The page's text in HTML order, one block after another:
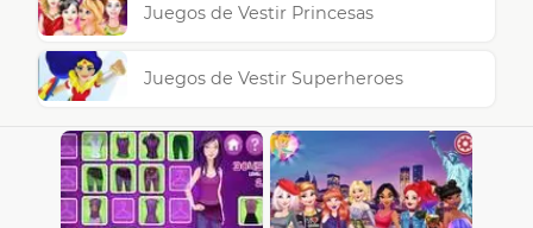
Juegos de Vestir Princesas
Juegos de Vestir Superheroes